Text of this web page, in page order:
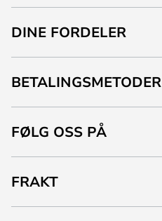
DINE FORDELER
BETALINGSMETODER
FØLG OSS PÅ
FRAKT